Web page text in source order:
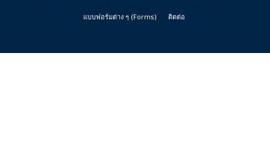
แบบฟอร์มต่าง ๆ (Forms) ติดต่อ